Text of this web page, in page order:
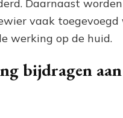
Daarnaast
vaak toegevoegd
werking op de huid.
bijdragen aan